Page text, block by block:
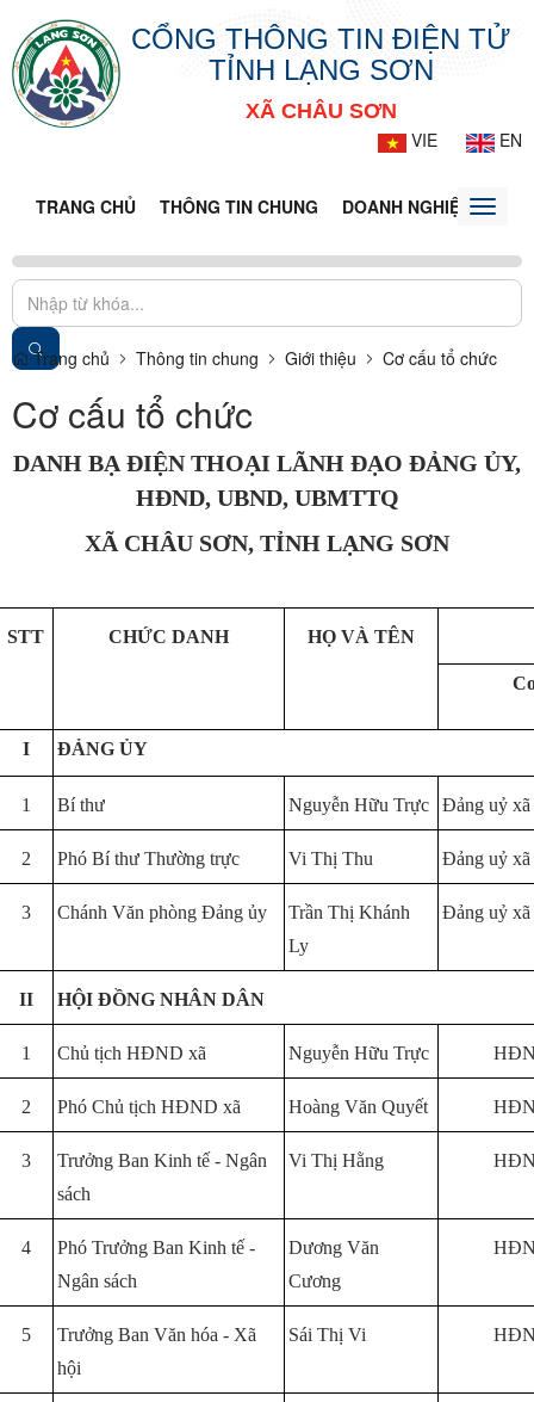
CỔNG THÔNG TIN ĐIỆN TỬ
TỈNH LẠNG SƠN
XÃ CHÂU SƠN
VIE
EN
TRANG CHỦ THÔNG TIN CHUNG DOANH NGHIỆP TIN
Toggle
Trang chủ Thông tin chung Giới thiệu Cơ cấu tổ chức
Cơ cấu tổ chức
DANH BẠ ĐIỆN THOẠI LÃNH ĐẠO ĐẢNG ỦY,
HĐND, UBND, UBMTTQ
XÃ CHÂU SƠN, TỈNH LẠNG SƠN
STT CHỨC DANH HỌ VÀ TÊN
I ĐẢNG ỦY
1 Bí thư Nguyễn Hữu Trực Đảng uỷ xã
2 Phó Bí thư Thường trực Vi Thị Thu Đảng uỷ xã
3 Chánh Văn phòng Đảng ủy
Trần Thị Khánh
Ly
Đảng uỷ xã
II HỘI ĐỒNG NHÂN DÂN
1 Chủ tịch HĐND xã Nguyễn Hữu Trực
2 Phó Chủ tịch HĐND xã Hoàng Văn Quyết
3
Trưởng Ban Kinh tế - Ngân
sách
Vi Thị Hằng
4
Phó Trưởng Ban Kinh tế -
Ngân sách
Dương Văn
Cương
5
Trưởng Ban Văn hóa - Xã
hội
Sái Thị Vi